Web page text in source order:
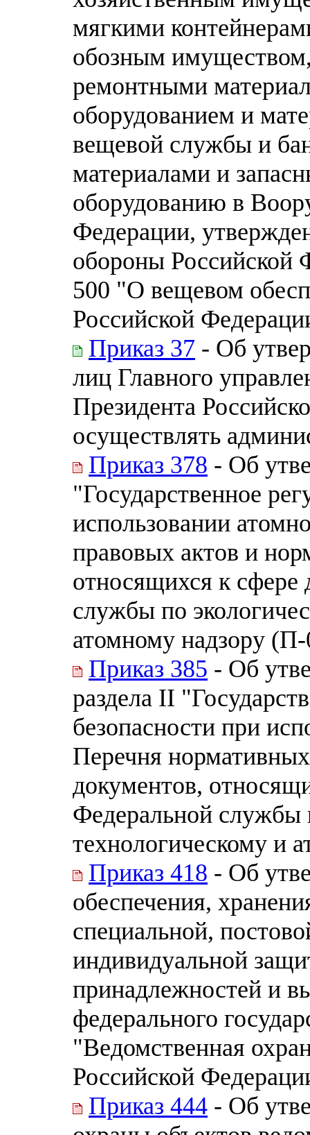
мягкими
обозным
ремонтными
оборудованием и
вещевой службы и
материалами и
оборудованию в
Федерации,
обороны Российской
500 "О вещевом
Российской
Приказ 37 - Об
лиц Главного
Президента
осуществлять
Приказ 378 - Об
"Государственное
использовании
правовых актов и
относящихся к сфере
службы по
атомному надзору
Приказ 385 - Об
раздела II
безопасности при
Перечня
документов,
Федеральной службы
технологическому и
Приказ 418 - Об
обеспечения,
специальной,
индивидуальной
принадлежностей и
федерального
"Ведомственная
Российской
Приказ 444 - Об